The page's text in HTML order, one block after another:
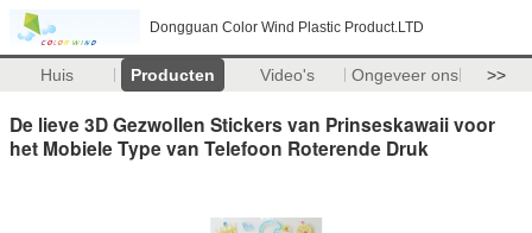
Dongguan Color Wind Plastic Product.LTD
Huis Producten Video's Ongeveer ons >>
De lieve 3D Gezwollen Stickers van Prinseskawaii voor
het Mobiele Type van Telefoon Roterende Druk